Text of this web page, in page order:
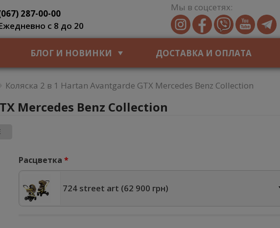
287-00-00
с 8 до 20
Мы в соцсетях:
БЛОГ И НОВИНКИ ДОСТАВКА И ОПЛАТА
Коляска 2 в 1 Hartan Avantgarde GTX Mercedes Benz Collection
Mercedes Benz Collection
Расцветка
724 street art (62 900 грн)